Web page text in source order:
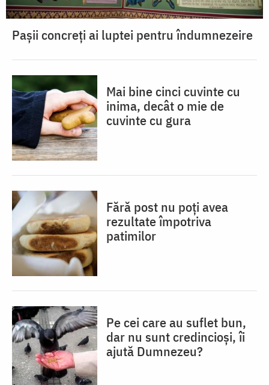
Pașii concreți ai luptei pentru îndumnezeire
Mai bine cinci cuvinte cu
inima, decât o mie de
cuvinte cu gura
Fără post nu poți avea
rezultate împotriva
patimilor
Pe cei care au suflet bun,
dar nu sunt credincioși, îi
ajută Dumnezeu?